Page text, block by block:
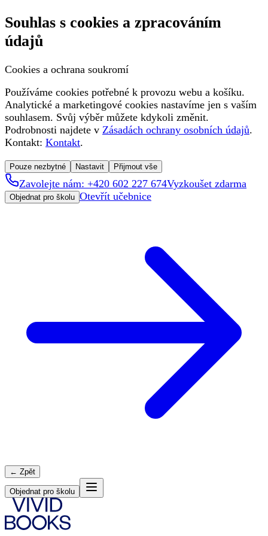
Souhlas s cookies a zpracováním
údajů
Cookies a ochrana soukromí
Používáme cookies potřebné k provozu webu a košíku.
Analytické a marketingové cookies nastavíme jen s vaším
souhlasem. Svůj výběr můžete kdykoli změnit.
Podrobnosti najdete v Zásadách ochrany osobních údajů.
Kontakt: Kontakt.
Pouze nezbytné Nastavit Přijmout vše
Zavolejte nám: +420 602 227 674Vyzkoušet zdarma
Objednat pro školu Otevřít učebnice
← Zpět
Objednat pro školu